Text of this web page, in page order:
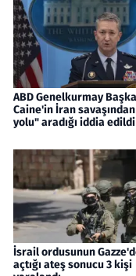
ABD Genelkurmay
Caine'in İran savaşından
yolu" aradığı iddia edildi
İsrail ordusunun
açtığı ateş sonucu 3 kişi